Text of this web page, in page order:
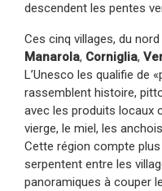
descendent les pentes
Ces cinq villages, du
Manarola, Corniglia,
L’Unesco les qualifie de
rassemblent histoire,
avec les produits locaux
vierge, le miel, les
Cette région compte
serpentent entre les
panoramiques à couper